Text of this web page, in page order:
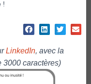
!
LinkedIn, avec la
3000 caractères)